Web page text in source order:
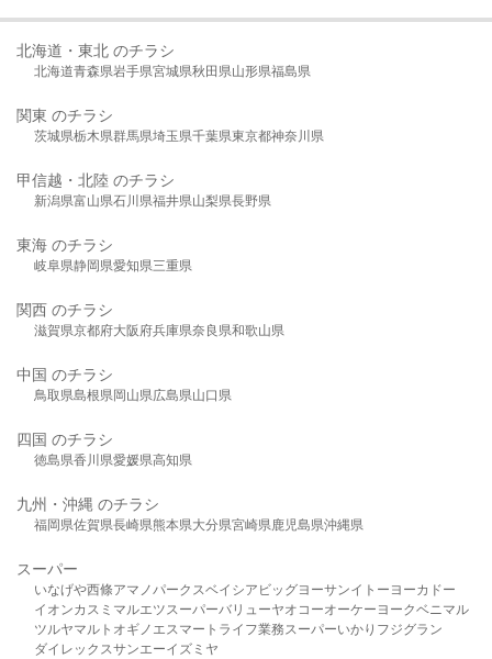
北海道・東北 のチラシ
北海道青森県岩手県宮城県秋田県山形県福島県
関東 のチラシ
茨城県栃木県群馬県埼玉県千葉県東京都神奈川県
甲信越・北陸 のチラシ
新潟県富山県石川県福井県山梨県長野県
東海 のチラシ
岐阜県静岡県愛知県三重県
関西 のチラシ
滋賀県京都府大阪府兵庫県奈良県和歌山県
中国 のチラシ
鳥取県島根県岡山県広島県山口県
四国 のチラシ
徳島県香川県愛媛県高知県
九州・沖縄 のチラシ
福岡県佐賀県長崎県熊本県大分県宮崎県鹿児島県沖縄県
スーパー
いなげや西條アマノパークスベイシア ビッグヨーサンイトーヨーカドー
イオンカスミ マルエツスーパーバリューヤオコーオーケー ヨークベニマル
ツルヤマルト オギノ エスマート ライフ業務スーパーいかり フジグラン
ダイレックスサンエーイズミヤ